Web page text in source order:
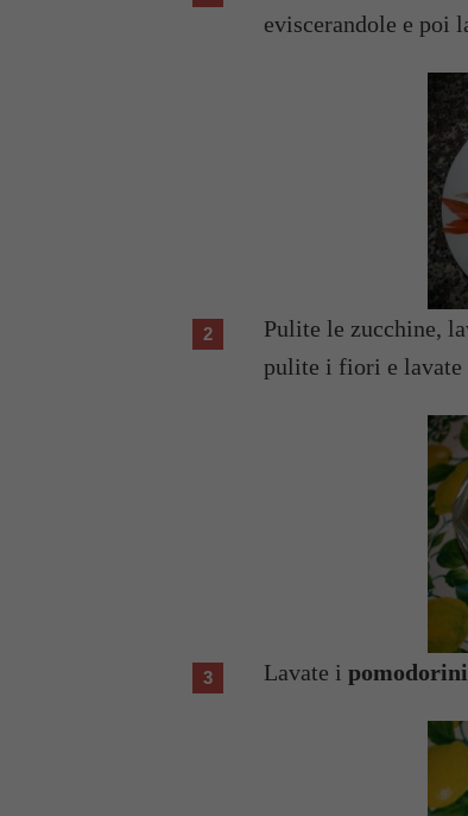
eviscerandole e poi
Pulite le zucchine,
pulite i fiori e lavate
Lavate i pomodorini